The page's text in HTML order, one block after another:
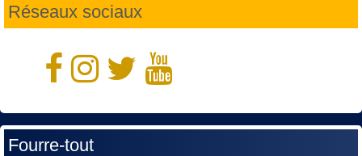
Réseaux sociaux
Fourre-tout